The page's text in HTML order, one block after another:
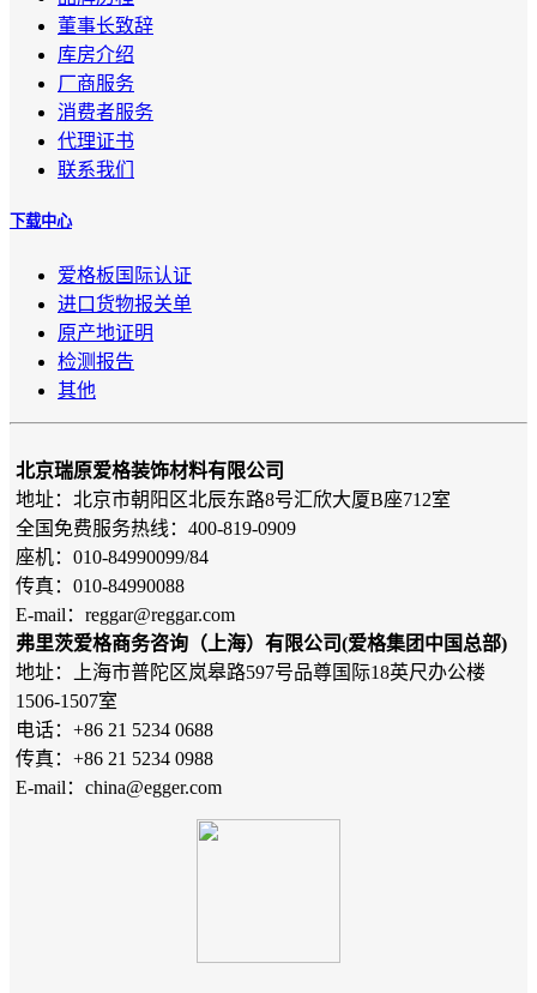
董事长致辞
库房介绍
厂商服务
消费者服务
代理证书
联系我们
下载中心
爱格板国际认证
进口货物报关单
原产地证明
检测报告
其他
北京瑞原爱格装饰材料有限公司
地址：北京市朝阳区北辰东路8号汇欣大厦B座712室
全国免费服务热线：400-819-0909
座机：010-84990099/84
传真：010-84990088
E-mail：reggar@reggar.com
弗里茨爱格商务咨询（上海）有限公司(爱格集团中国总部)
地址：上海市普陀区岚皋路597号品尊国际18英尺办公楼
1506-1507室
电话：+86 21 5234 0688
传真：+86 21 5234 0988
E-mail：china@egger.com